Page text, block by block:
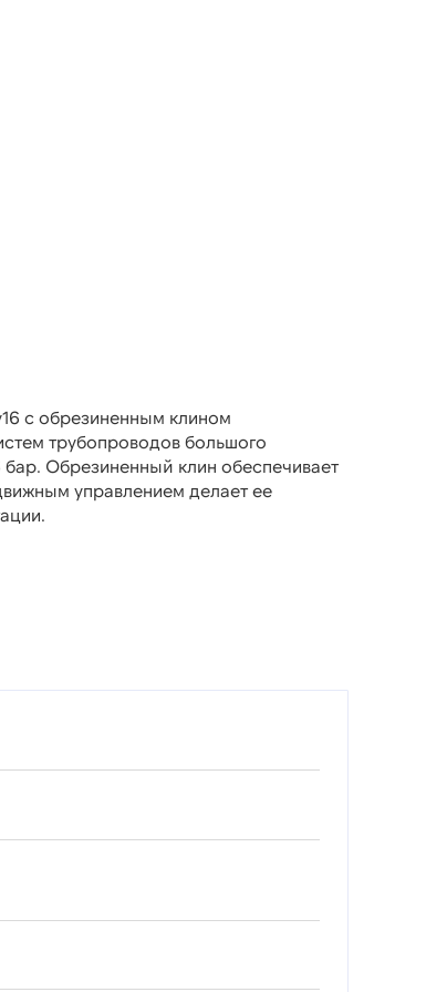
с обрезиненным клином
трубопроводов большого
Обрезиненный клин обеспечивает
управлением делает ее